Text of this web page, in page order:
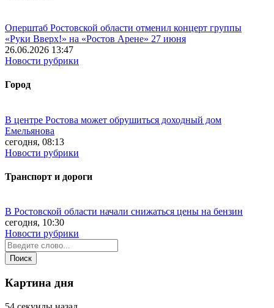
Оперштаб Ростовской области отменил концерт группы
«Руки Вверх!» на «Ростов Арене» 27 июня
26.06.2026 13:47
Новости рубрики
Город
В центре Ростова может обрушиться доходный дом
Емельянова
сегодня, 08:13
Новости рубрики
Транспорт и дороги
В Ростовской области начали снижаться цены на бензин
сегодня, 10:30
Новости рубрики
Картина дня